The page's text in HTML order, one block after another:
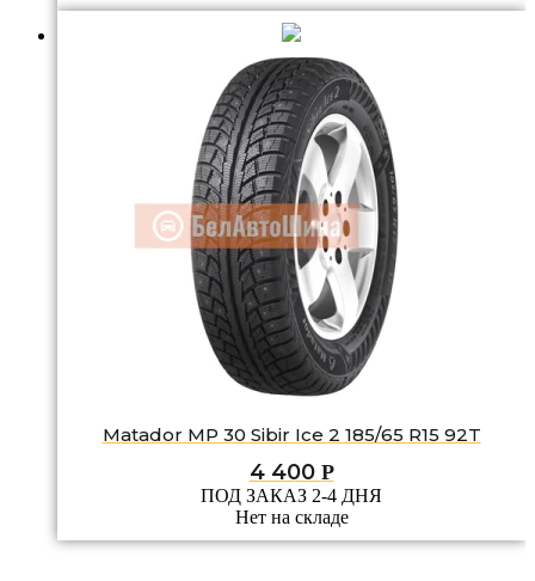
Matador MP 30 Sibir Ice 2 185/65 R15 92T
4 400 Р
ПОД ЗАКАЗ 2-4 ДНЯ
Нет на складе